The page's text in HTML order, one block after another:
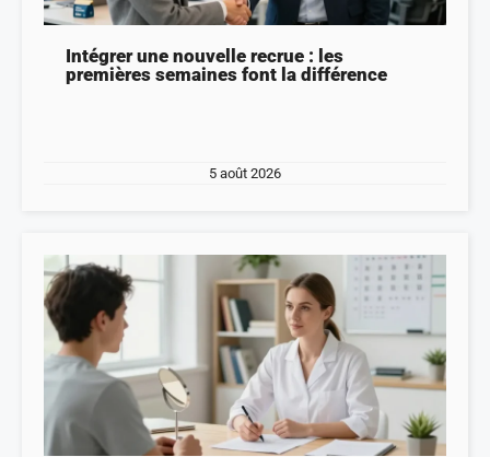
Intégrer une nouvelle recrue : les
premières semaines font la différence
5 août 2026